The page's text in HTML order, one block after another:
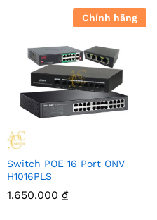
Chính hãng
Switch POE 16 Port ONV
H1016PLS
1.650.000 ₫